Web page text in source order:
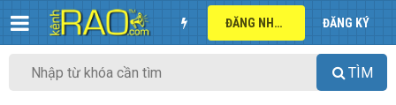
ĐĂNG NHẬP ĐĂNG KÝ
TÌM